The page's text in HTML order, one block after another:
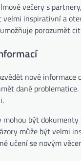
večery s
inspirativní a
porozumět
nové
dané
být
může být velmi
učení se novým